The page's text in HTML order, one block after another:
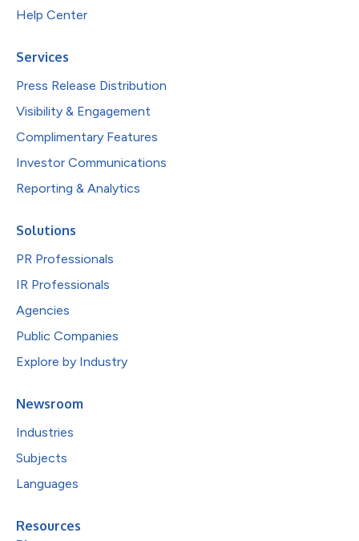
Help Center
Services
Press Release Distribution
Visibility & Engagement
Complimentary Features
Investor Communications
Reporting & Analytics
Solutions
PR Professionals
IR Professionals
Agencies
Public Companies
Explore by Industry
Newsroom
Industries
Subjects
Languages
Resources